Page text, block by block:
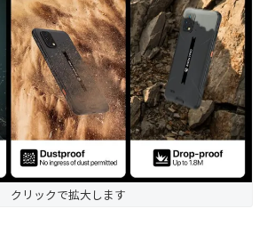
クリックで拡大します